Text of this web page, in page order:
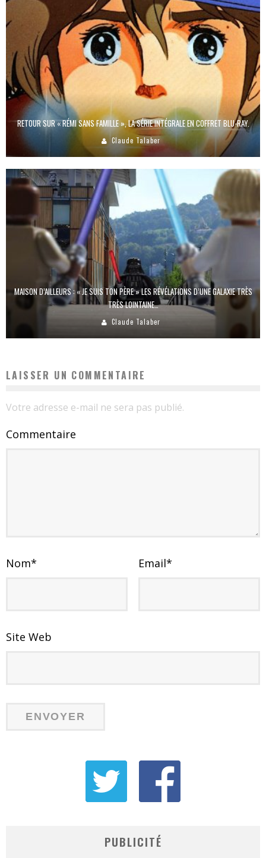
RETOUR SUR « RÉMI SANS FAMILLE », LA SÉRIE INTÉGRALE EN COFFRET BLU-RAY.
Claude Talaber
MAISON D’AILLEURS : « JE SUIS TON PÈRE » LES RÉVÉLATIONS D’UNE GALAXIE TRÈS
TRÈS LOINTAINE…
Claude Talaber
LAISSER UN COMMENTAIRE
Votre adresse e-mail ne sera pas publié.
Commentaire
Nom* Email*
Site Web
PUBLICITÉ